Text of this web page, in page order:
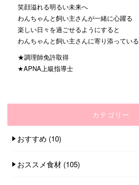
笑顔溢れる明るい未来へ
わんちゃんと飼い主さんが一緒に心躍る
楽しい日々を過ごせるようにすると
わんちゃんと飼い主さんに寄り添っている
★調理師免許取得
★APNA上級指導士
カテゴリー
おすすめ (10)
おススメ食材 (105)